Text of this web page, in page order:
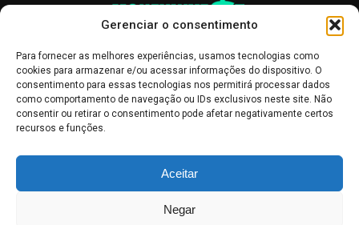
Gerenciar o consentimento
Para fornecer as melhores experiências, usamos tecnologias como
cookies para armazenar e/ou acessar informações do dispositivo. O
consentimento para essas tecnologias nos permitirá processar dados
como comportamento de navegação ou IDs exclusivos neste site. Não
consentir ou retirar o consentimento pode afetar negativamente certos
recursos e funções.
Aceitar
Negar
informativo, servindo como boletins de divulgação, e não devem ser
interpretadas como recomendações de investimento.Leia mais
Bolsa de Valores